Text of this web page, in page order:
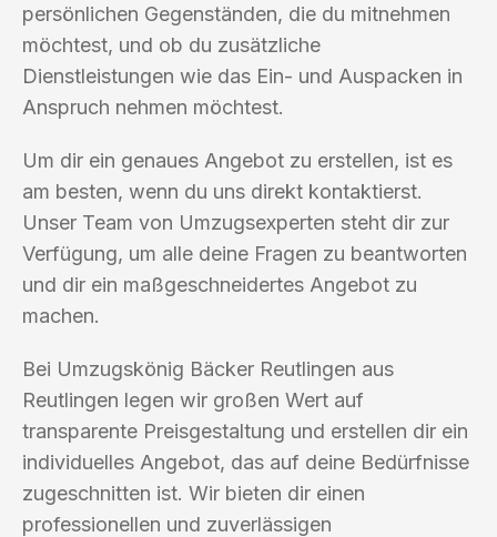
persönlichen Gegenständen, die du mitnehmen
möchtest, und ob du zusätzliche
Dienstleistungen wie das Ein- und Auspacken in
Anspruch nehmen möchtest.
Um dir ein genaues Angebot zu erstellen, ist es
am besten, wenn du uns direkt kontaktierst.
Unser Team von Umzugsexperten steht dir zur
Verfügung, um alle deine Fragen zu beantworten
und dir ein maßgeschneidertes Angebot zu
machen.
Bei Umzugskönig Bäcker Reutlingen aus
Reutlingen legen wir großen Wert auf
transparente Preisgestaltung und erstellen dir ein
individuelles Angebot, das auf deine Bedürfnisse
zugeschnitten ist. Wir bieten dir einen
professionellen und zuverlässigen